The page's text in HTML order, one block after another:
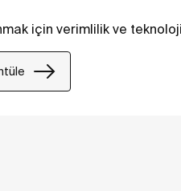
için verimlilik ve